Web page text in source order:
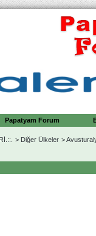
Papatyam Forum
> Diğer Ülkeler >